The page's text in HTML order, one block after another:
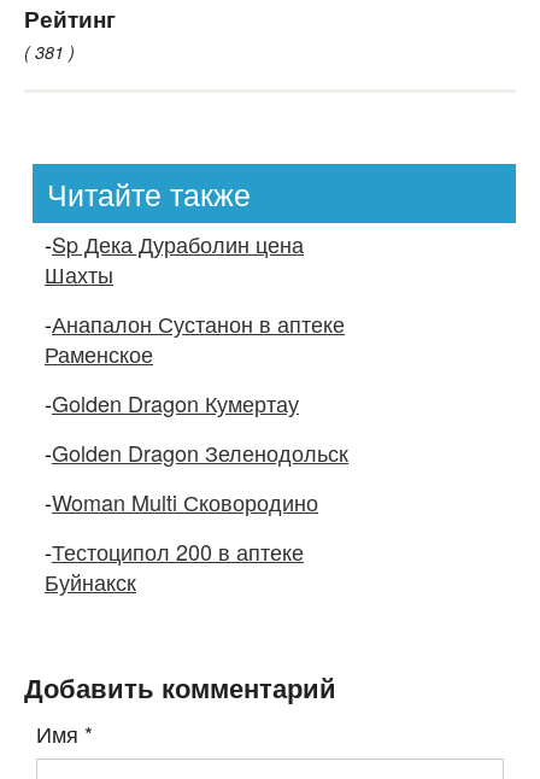
Рейтинг
( 381 )
Читайте также
-Sp Дека Дураболин цена
Шахты
-Анапалон Сустанон в аптеке
Раменское
-Golden Dragon Кумертау
-Golden Dragon Зеленодольск
-Woman Multi Сковородино
-Тестоципол 200 в аптеке
Буйнакск
Добавить комментарий
Имя *